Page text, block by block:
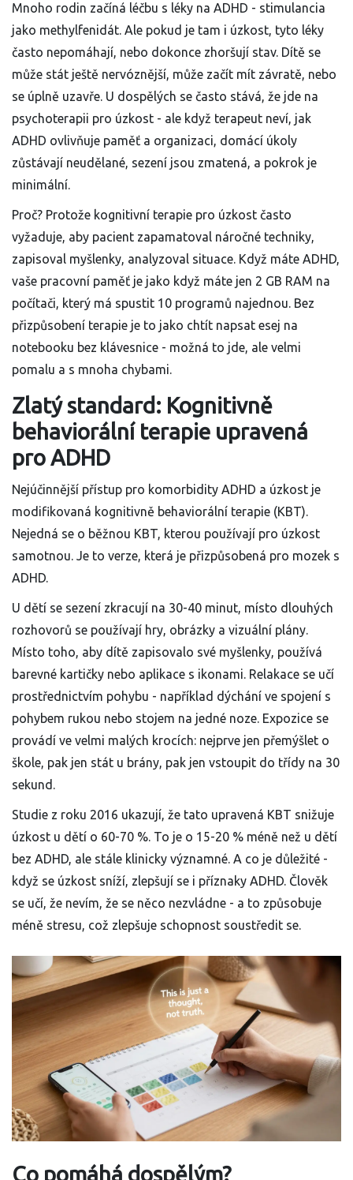
Mnoho rodin začíná léčbu s léky na ADHD - stimulancia
jako methylfenidát. Ale pokud je tam i úzkost, tyto léky
často nepomáhají, nebo dokonce zhoršují stav. Dítě se
může stát ještě nervóznější, může začít mít závratě, nebo
se úplně uzavře. U dospělých se často stává, že jde na
psychoterapii pro úzkost - ale když terapeut neví, jak
ADHD ovlivňuje paměť a organizaci, domácí úkoly
zůstávají neudělané, sezení jsou zmatená, a pokrok je
minimální.
Proč? Protože kognitivní terapie pro úzkost často
vyžaduje, aby pacient zapamatoval náročné techniky,
zapisoval myšlenky, analyzoval situace. Když máte ADHD,
vaše pracovní paměť je jako když máte jen 2 GB RAM na
počítači, který má spustit 10 programů najednou. Bez
přizpůsobení terapie je to jako chtít napsat esej na
notebooku bez klávesnice - možná to jde, ale velmi
pomalu a s mnoha chybami.
Zlatý standard: Kognitivně
behaviorální terapie upravená
pro ADHD
Nejúčinnější přístup pro komorbidity ADHD a úzkost je
modifikovaná kognitivně behaviorální terapie (KBT).
Nejedná se o běžnou KBT, kterou používají pro úzkost
samotnou. Je to verze, která je přizpůsobená pro mozek s
ADHD.
U dětí se sezení zkracují na 30-40 minut, místo dlouhých
rozhovorů se používají hry, obrázky a vizuální plány.
Místo toho, aby dítě zapisovalo své myšlenky, používá
barevné kartičky nebo aplikace s ikonami. Relakace se učí
prostřednictvím pohybu - například dýchání ve spojení s
pohybem rukou nebo stojem na jedné noze. Expozice se
provádí ve velmi malých krocích: nejprve jen přemýšlet o
škole, pak jen stát u brány, pak jen vstoupit do třídy na 30
sekund.
Studie z roku 2016 ukazují, že tato upravená KBT snižuje
úzkost u dětí o 60-70 %. To je o 15-20 % méně než u dětí
bez ADHD, ale stále klinicky významné. A co je důležité -
když se úzkost sníží, zlepšují se i příznaky ADHD. Člověk
se učí, že nevím, že se něco nezvládne - a to způsobuje
méně stresu, což zlepšuje schopnost soustředit se.
Co pomáhá dospělým?